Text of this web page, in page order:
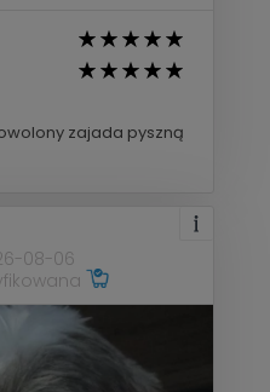
zajada pyszną
08-06